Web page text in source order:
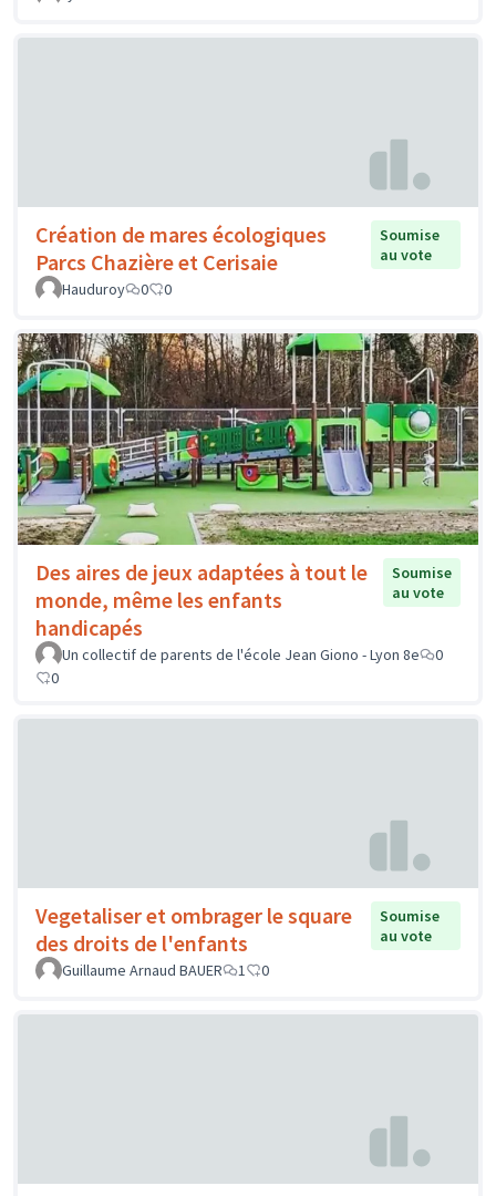
Création de mares écologiques
Parcs Chazière et Cerisaie
Soumise
au vote
Hauduroy
0 0
Des aires de jeux adaptées à tout le
monde, même les enfants
handicapés
Soumise
au vote
Un collectif de parents de l'école Jean Giono - Lyon 8e
0
0
Vegetaliser et ombrager le square
des droits de l'enfants
Soumise
au vote
Guillaume Arnaud BAUER
1 0